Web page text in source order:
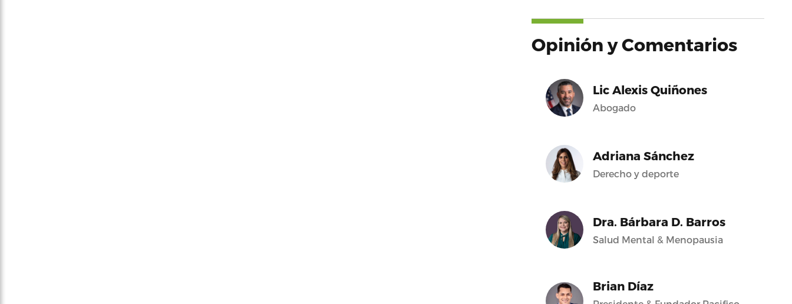
Opinión y Comentarios
Lic Alexis Quiñones
Abogado
Adriana Sánchez
Derecho y deporte
Dra. Bárbara D. Barros
Salud Mental & Menopausia
Brian Díaz